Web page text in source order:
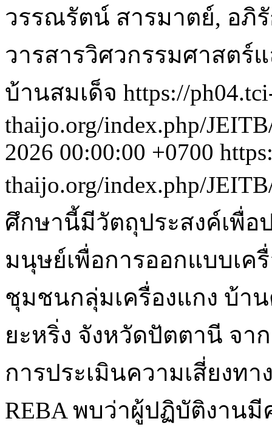
วรรณรัตน์ สารมาตย์, อภิ
วารสารวิศวกรรมศาสตร์
บ้านสมเด็จ https://
thaijo.org/index.php/
2026 00:00:00 +0700
thaijo.org/index.php/
ศึกษานี้มีวัตถุประสงค์เพื่อ
มนุษย์เพื่อการออกแบบเ
ชุมชนกลุ่มเครื่องแกง บ้า
ยะหริ่ง จังหวัดปัตตานี จ
การประเมินความเสี่ยงท
REBA พบว่าผู้ปฏิบัติงานมี